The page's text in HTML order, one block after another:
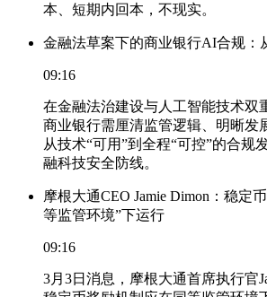
本、短期内回本，不现实。
金融法草案下的商业银行AI合规：
09:16
在金融法治建设与人工智能技术双
商业银行需厘清监管逻辑、明晰发
从技术“可用”到全程“可控”的合规
融科技安全防线。
摩根大通CEO Jamie Dimon：稳定
等监管环境”下运行
09:16
3月3日消息，摩根大通首席执行官